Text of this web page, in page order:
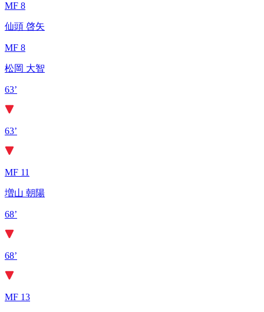
MF 8
仙頭 啓矢
MF 8
松岡 大智
63’
63’
MF 11
増山 朝陽
68’
68’
MF 13